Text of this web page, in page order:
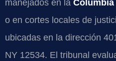
manejados en la
o en cortes locales de
ubicadas en la dirección
NY 12534. El tribunal